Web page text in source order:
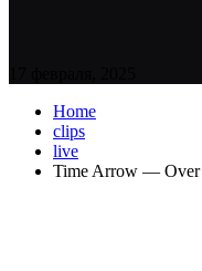
Home
clips
live
Time Arrow — Over